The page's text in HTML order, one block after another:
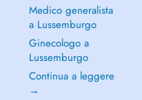
Medico generalista
a Lussemburgo
Ginecologo a
Lussemburgo
Continua a leggere
→